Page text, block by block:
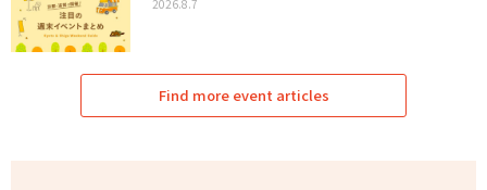
2026.8.7
Find more event articles